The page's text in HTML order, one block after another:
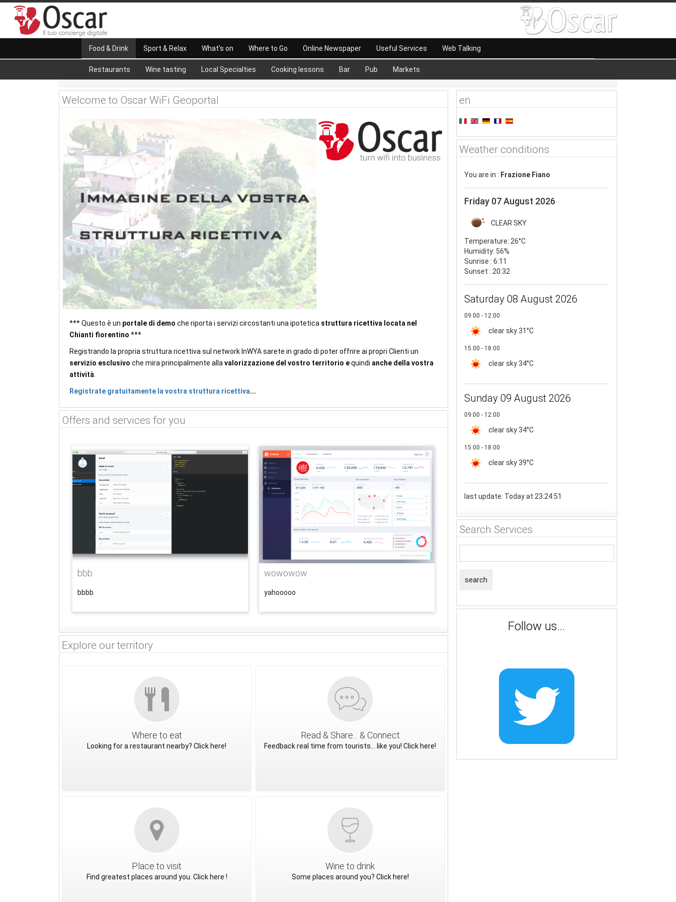
Food & Drink
Restaurants Wine tasting Local Specialties Cooking lessons Bar Pub Markets
Sport & Relax What's on Where to Go Online Newspaper Useful Services Web Talking
Welcome to Oscar WiFi Geoportal
*** Questo è un portale di demo che riporta i servizi circostanti una ipotetica struttura ricettiva locata nel
Chianti fiorentino ***
Registrando la propria struttura ricettiva sul network InWYA sarete in grado di poter offrire ai propri Clienti un
servizio esclusivo che mira principalmente allavalorizzazione del vostro territorio equindi anche della vostra
attività.
Registrate gratuitamente la vostra struttura ricettiva...
Offers and services for you
bbb
bbbb
wowowow
yahooooo
Explore our territory
Where to eat
Looking for a restaurant nearby? Click here!
Read & Share... & Connect
Feedback real time from tourists... like you! Click here!
Place to visit
Find greatest places around you. Click here !
Wine to drink
Some places around you? Click here!
en
Weather conditions
You are in : Frazione Fiano
Friday 07 August 2026
CLEAR SKY
Temperature: 26°C
Humidity: 56%
Sunrise : 6:11
Sunset : 20:32
Saturday 08 August 2026
09:00 - 12:00
clear sky 31°C
15:00 - 18:00
clear sky 34°C
Sunday 09 August 2026
09:00 - 12:00
clear sky 34°C
15:00 - 18:00
clear sky 39°C
last update: Today at 23:24:51
Search Services
search
Follow us...